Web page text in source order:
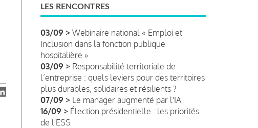
LES RENCONTRES
03/09 > Webinaire national « Emploi et
Inclusion dans la fonction publique
hospitalière »
03/09 > Responsabilité territoriale de
l’entreprise : quels leviers pour des territoires
plus durables, solidaires et résilients ?
07/09 > Le manager augmenté par l'IA
16/09 > Élection présidentielle : les priorités
de l'ESS